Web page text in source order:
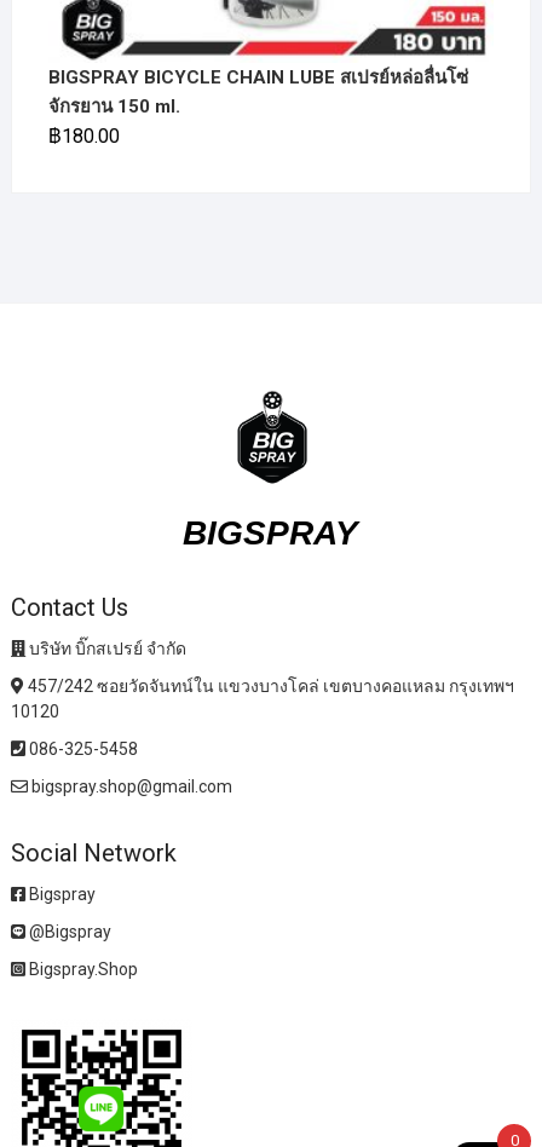
BIGSPRAY BICYCLE CHAIN LUBE สเปรย์หล่อลื่นโซ่
จักรยาน 150 ml.
฿180.00
BIGSPRAY
Contact Us
บริษัท บิ๊กสเปรย์ จำกัด
457/242 ซอยวัดจันทน์ใน แขวงบางโคล่ เขตบางคอแหลม กรุงเทพฯ
10120
086-325-5458
bigspray.shop@gmail.com
Social Network
Bigspray
@Bigspray
Bigspray.Shop
0